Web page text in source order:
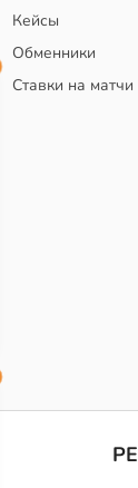
Кейсы
Обменники
Ставки на матчи